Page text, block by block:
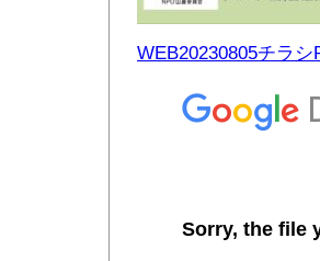
WEB20230805チラシ